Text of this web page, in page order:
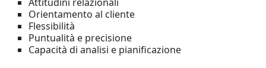
Orientamento al cliente
Flessibilità
Puntualità e precisione
Capacità di analisi e pianificazione